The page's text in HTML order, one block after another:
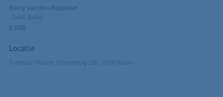
Berry van den Biggelaar
, 2490 Balen
e-mail
Locatie
Turnzaal Hulsen, Ossenberg 110 , 2490 Balen